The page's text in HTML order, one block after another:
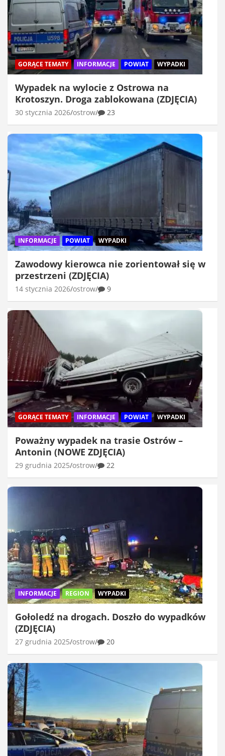
GORĄCE TEMATY INFORMACJE POWIAT WYPADKI
Wypadek na wylocie z Ostrowa na
Krotoszyn. Droga zablokowana (ZDJĘCIA)
30 stycznia 2026 ostrow 23
INFORMACJE POWIAT WYPADKI
Zawodowy kierowca nie zorientował się w
przestrzeni (ZDJĘCIA)
14 stycznia 2026 ostrow 9
GORĄCE TEMATY INFORMACJE POWIAT WYPADKI
Poważny wypadek na trasie Ostrów –
Antonin (NOWE ZDJĘCIA)
29 grudnia 2025 ostrow 22
INFORMACJE REGION WYPADKI
Gołoledź na drogach. Doszło do wypadków
(ZDJĘCIA)
27 grudnia 2025 ostrow 20